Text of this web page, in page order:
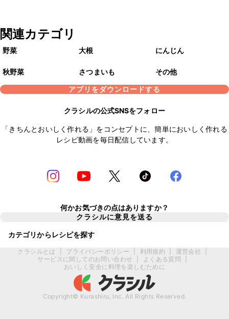
関連カテゴリ
野菜 大根 にんじん
秋野菜 さつまいも
その他
アプリをダウンロードする
クラシルの公式SNSをフォロー
「きちんとおいしく作れる」をコンセプトに、簡単においしく作れる
レシピ動画を毎日配信しています。
何かお気づきの点はありますか？
クラシルに意見を送る
カテゴリからレシピを探す
クラシルとは プライバシーポリシー 利用規約 運営会社
サービスに関してのお問い合わせ
よくある質問
おいしく安全に料理を楽しむために
Copyright© Kurashiru, Inc. All Rights Reserved.